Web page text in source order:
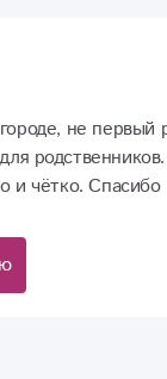
не первый
и чётко.